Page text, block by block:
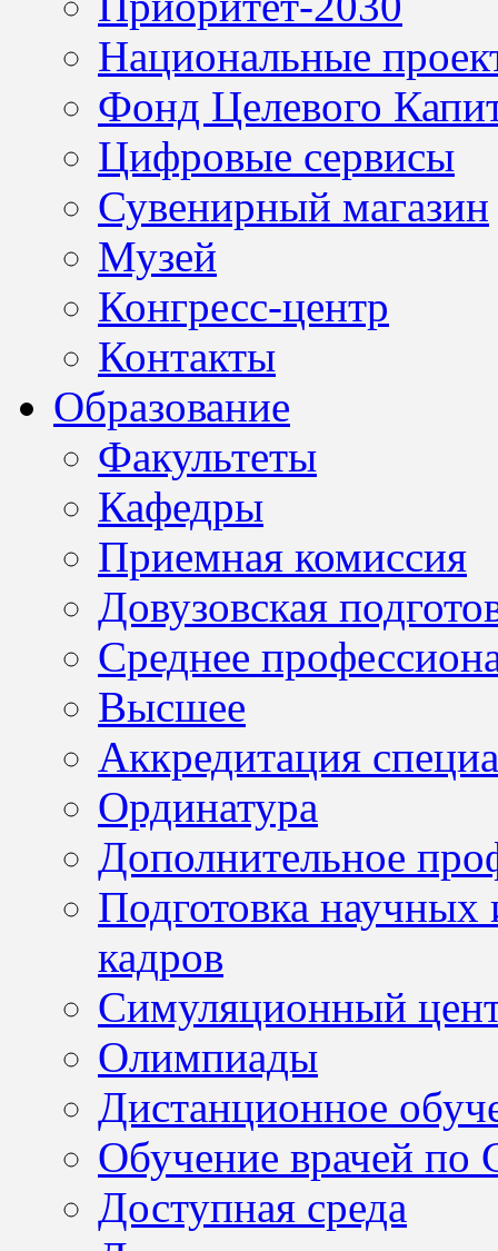
Национальные
Фонд Целевого
Цифровые сервисы
Сувенирный магазин
Музей
Конгресс-центр
Контакты
Образование
Факультеты
Кафедры
Приемная комиссия
Довузовская
Среднее
Высшее
Аккредитация
Ординатура
Дополнительное
Подготовка научных
кадров
Симуляционный
Олимпиады
Дистанционное
Обучение врачей по
Доступная среда